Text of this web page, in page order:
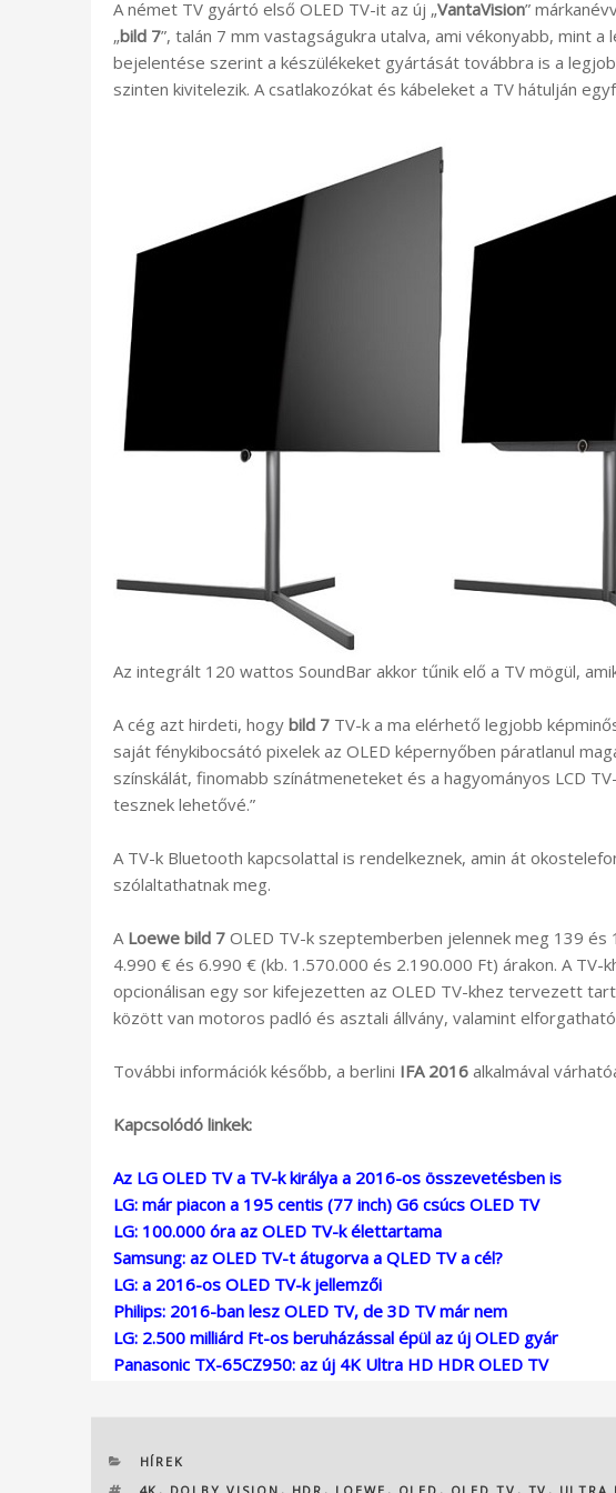
A német TV gyártó első OLED TV-it az új „VantaVision”
„bild 7”, talán 7 mm vastagságukra utalva, ami vékonyabb, mint
bejelentése szerint a készülékeket gyártását továbbra is a
szinten kivitelezik. A csatlakozókat és kábeleket a TV hátulján
Az integrált 120 wattos SoundBar akkor tűnik elő a TV mögül,
A cég azt hirdeti, hogy bild 7 TV-k a ma elérhető legjobb
saját fénykibocsátó pixelek az OLED képernyőben páratlanul
színskálát, finomabb színátmeneteket és a hagyományos LCD
tesznek lehetővé.”
A TV-k Bluetooth kapcsolattal is rendelkeznek, amin át
szólaltathatnak meg.
A Loewe bild 7 OLED TV-k szeptemberben jelennek meg 139
4.990 € és 6.990 € (kb. 1.570.000 és 2.190.000 Ft) árakon. A TV-
opcionálisan egy sor kifejezetten az OLED TV-khez tervezett
között van motoros padló és asztali állvány, valamint
További információk később, a berlini IFA 2016 alkalmával
Kapcsolódó linkek:
Az LG OLED TV a TV-k királya a 2016-os összevetésben is
LG: már piacon a 195 centis (77 inch) G6 csúcs OLED TV
LG: 100.000 óra az OLED TV-k élettartama
Samsung: az OLED TV-t átugorva a QLED TV a cél?
LG: a 2016-os OLED TV-k jellemzői
Philips: 2016-ban lesz OLED TV, de 3D TV már nem
LG: 2.500 milliárd Ft-os beruházással épül az új OLED gyár
Panasonic TX-65CZ950: az új 4K Ultra HD HDR OLED TV
KATEGÓRIÁK
HÍREK
CÍMKÉK